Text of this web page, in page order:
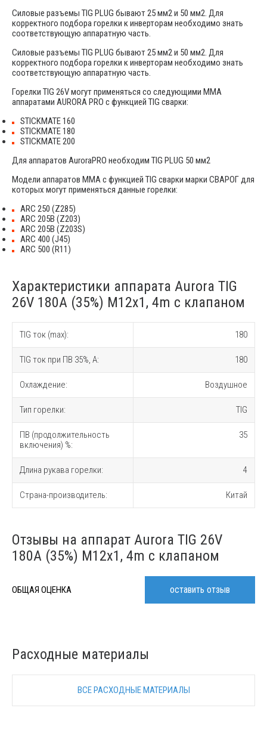
Силовые разъемы TIG PLUG бывают 25 мм2 и 50 мм2. Для
корректного подбора горелки к инверторам необходимо знать
соответствующую аппаратную часть.
Силовые разъемы TIG PLUG бывают 25 мм2 и 50 мм2. Для
корректного подбора горелки к инверторам необходимо знать
соответствующую аппаратную часть.
Горелки TIG 26V могут применяться со следующими MMA
аппаратами AURORA PRO с функцией TIG сварки:
STICKMATE 160
STICKMATE 180
STICKMATE 200
Для аппаратов AuroraPRO необходим TIG PLUG 50 мм2
Модели аппаратов MMA с функцией TIG сварки марки СВАРОГ для
которых могут применяться данные горелки:
ARC 250 (Z285)
ARC 205B (Z203)
ARC 205B (Z203S)
ARC 400 (J45)
ARC 500 (R11)
Характеристики аппарата Aurora TIG
26V 180A (35%) M12x1, 4m с клапаном
TIG ток (max): 180
TIG ток при ПВ 35%, A: 180
Охлаждение: Воздушное
Тип горелки: TIG
ПВ (продолжительность
включения) %:
35
Длина рукава горелки: 4
Страна-производитель: Китай
Отзывы на аппарат Aurora TIG 26V
180A (35%) M12x1, 4m с клапаном
ОБЩАЯ ОЦЕНКА оставить отзыв
Расходные материалы
ВСЕ РАСХОДНЫЕ МАТЕРИАЛЫ